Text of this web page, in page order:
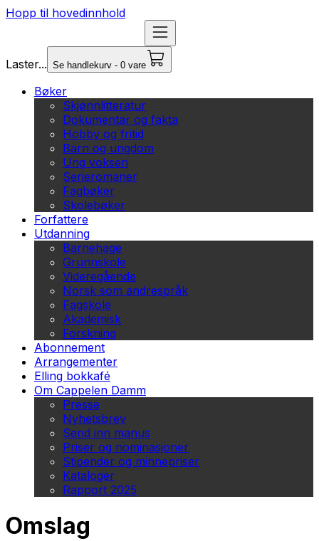
Hopp til hovedinnhold
Laster... Se handlekurv - 0 vare
Bøker
Skjønnlitteratur
Dokumentar og fakta
Hobby og fritid
Barn og ungdom
Ung voksen
Serieromaner
Fagbøker
Skolebøker
Forfattere
Utdanning
Barnehage
Grunnskole
Videregående
Norsk som andrespråk
Fagskole
Akademisk
Forskning
Abonnement
Arrangementer
Elling bokkafé
Om Cappelen Damm
Presse
Nyhetsbrev
Send inn manus
Priser og nominasjoner
Stipender og minnepriser
Kataloger
Rapport 2025
Omslag